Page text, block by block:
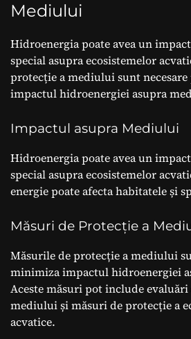
Mediului
Hidroenergia poate avea un
special asupra ecosistemelor
protecție a mediului sunt
impactul hidroenergiei asupra
Impactul asupra Mediului
Hidroenergia poate avea un
special asupra ecosistemelor
energie poate afecta habitatele și
Măsuri de Protecție a
Măsurile de protecție a mediului
minimiza impactul hidroenergiei
Aceste măsuri pot include
mediului și măsuri de protecție a
acvatice.